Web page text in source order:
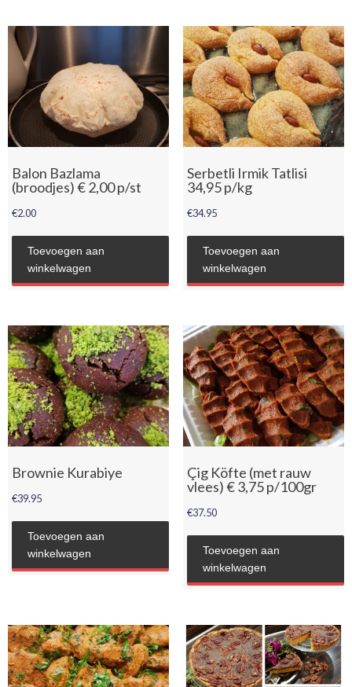
Balon Bazlama
(broodjes) € 2,00 p/st
€2.00
Toevoegen aan
winkelwagen
Serbetli Irmik Tatlisi
34,95 p/kg
€34.95
Toevoegen aan
winkelwagen
Brownie Kurabiye
€39.95
Toevoegen aan
winkelwagen
Çig Köfte (met rauw
vlees) € 3,75 p/100gr
€37.50
Toevoegen aan
winkelwagen